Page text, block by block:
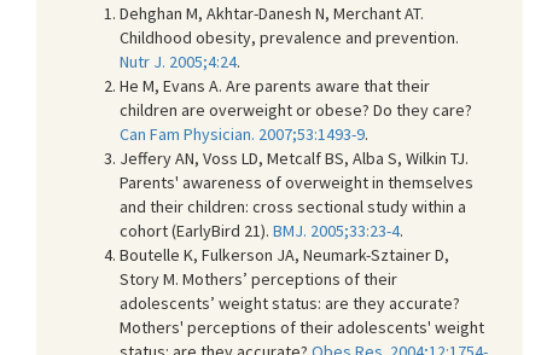
Dehghan M, Akhtar-Danesh N, Merchant AT.
Childhood obesity, prevalence and prevention.
Nutr J. 2005;4:24.
He M, Evans A. Are parents aware that their
children are overweight or obese? Do they care?
Can Fam Physician. 2007;53:1493-9.
Jeffery AN, Voss LD, Metcalf BS, Alba S, Wilkin TJ.
Parents' awareness of overweight in themselves
and their children: cross sectional study within a
cohort (EarlyBird 21). BMJ. 2005;33:23-4.
Boutelle K, Fulkerson JA, Neumark-Sztainer D,
Story M. Mothers’ perceptions of their
adolescents’ weight status: are they accurate?
Mothers' perceptions of their adolescents' weight